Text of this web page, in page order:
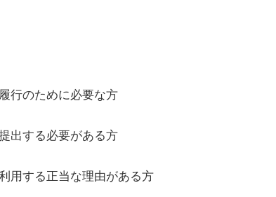
のために必要な方
する必要がある方
する正当な理由がある方